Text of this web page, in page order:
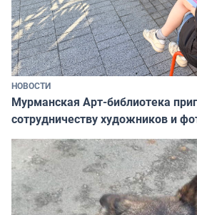
НОВОСТИ
Мурманская Арт-библиотека
сотрудничеству художников и